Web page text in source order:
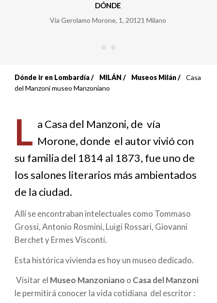
DÓNDE
Via Gerolamo Morone, 1, 20121 Milano
Sobrescribir
ayuda
a
la
navegación
Dónde ir en Lombardía MILÁN Museos Milán
Casa
del Manzoni museo Manzoniano
L a Casa del Manzoni, de vía
Morone, donde el autor vivió con
su familia del 1814 al 1873, fue uno de
los salones literarios más ambientados
de la ciudad.
Allí se encontraban intelectuales como Tommaso
Grossi, Antonio Rosmini, Luigi Rossari, Giovanni
Berchet y Ermes Visconti.
Esta histórica vivienda es hoy un museo dedicado.
Visitar el Museo Manzoniano o Casa del Manzoni
le permitirá conocer la vida cotidiana del escritor :